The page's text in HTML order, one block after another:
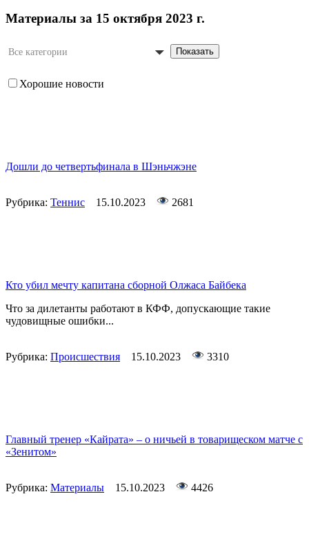
Материалы за 15 октября 2023 г.
Все категории Показать
Хорошие новости
Дошли до четвертьфинала в Шэньчжэне
Рубрика: Теннис 15.10.2023 2681
Кто убил мечту капитана сборной Олжаса Байбека
Что за дилетанты работают в КФФ, допускающие такие
чудовищные ошибки...
Рубрика: Происшествия 15.10.2023 3310
Главный тренер «Кайрата» – о ничьей в товарищеском матче с
«Зенитом»
Рубрика: Материалы 15.10.2023 4426